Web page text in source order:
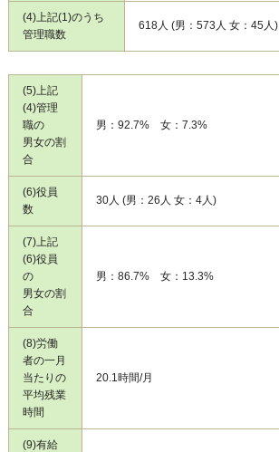
(4)上記(1)のうち
管理職数
618人 (男：573人 女：45人)
(5)上記
(4)管理
職の
男女の割
合
男：92.7% 女：7.3%
(6)役員
数
30人 (男：26人 女：4人)
(7)上記
(6)役員
の
男女の割
合
男：86.7% 女：13.3%
(8)労働
者の一月
当たりの
平均残業
時間
20.1時間/月
(9)有給